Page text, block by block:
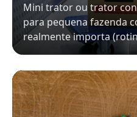
Mini trator ou trator
para pequena fazenda
realmente importa